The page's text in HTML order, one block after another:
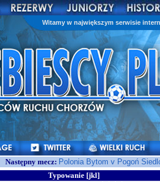
Witamy w największym serwisie
Następny mecz: Polonia Bytom v Pogoń
Typowanie [jkl]